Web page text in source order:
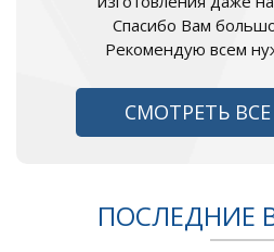
Спасибо Вам
Рекомендую всем
СМОТРЕТЬ
ПОСЛЕДНИЕ